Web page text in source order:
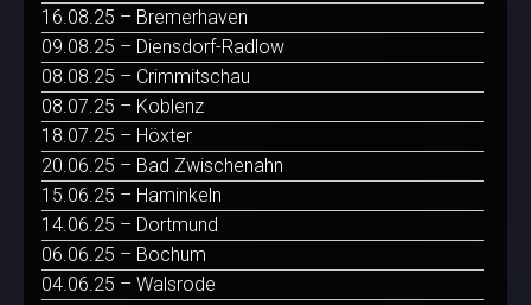
16.08.25 – Bremerhaven
09.08.25 – Diensdorf-Radlow
08.08.25 – Crimmitschau
08.07.25 – Koblenz
18.07.25 – Höxter
20.06.25 – Bad Zwischenahn
15.06.25 – Haminkeln
14.06.25 – Dortmund
06.06.25 – Bochum
04.06.25 – Walsrode